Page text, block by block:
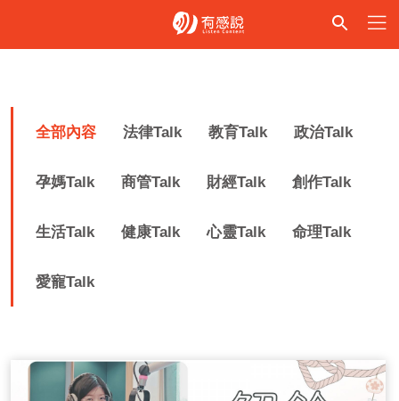
全部內容 法律Talk 教育Talk 政治Talk
孕媽Talk 商管Talk 財經Talk 創作Talk
生活Talk 健康Talk 心靈Talk 命理Talk
愛寵Talk